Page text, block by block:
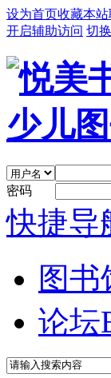
设为首页收藏本站
开启辅助访问 切
密码
快捷导
图书
论坛